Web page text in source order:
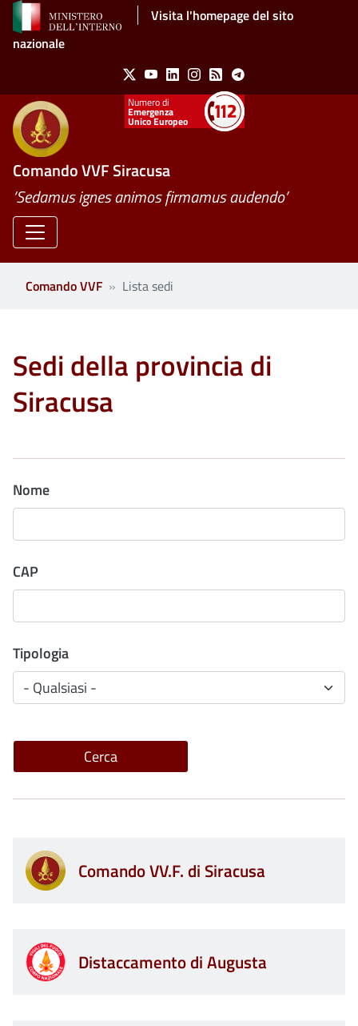
Salta al contenuto principaleVisita l'homepage del sito
nazionale
Social Menu
X YoutubeLinkedinInstagram
Feed Telegram
Emergenza
Unico Europeo
Comando VVF Siracusa
’Sedamus ignes animos firmamus audendo’
Comando VVF Lista sedi
Sedi della provincia di
Siracusa
Nome
CAP
Tipologia
Comando VV.F. di Siracusa
Distaccamento di Augusta